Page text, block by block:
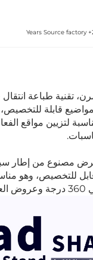
طباعة انتقال
قابلة للتخصيص،
لتزيين مواقع
مصنوع من إطار
للتخصيص، وهو